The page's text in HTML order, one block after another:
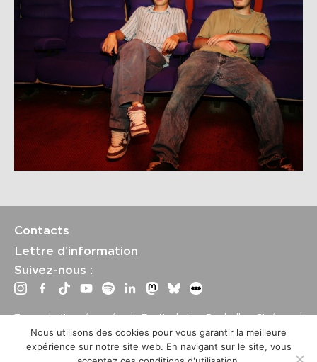
Contacts
Lettre d’information
Suivez-nous :
Tous droits réservés | Festival La Rochelle Cinéma |
International Film Festival – Mentions légales –Conditions
générales de vente
Crédits site : Marine Breton, design ;Etienne Delcambre,
Nous utilisons des cookies pour vous garantir la meilleure
expérience sur notre site web. En navigant sur le site, vous